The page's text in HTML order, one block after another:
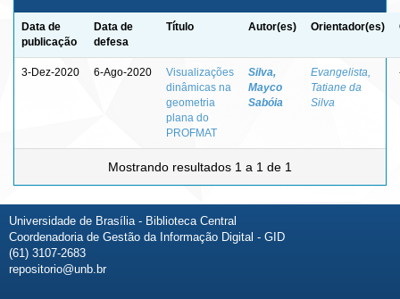
Data de
publicação
Data de
defesa
Título Autor(es) Orientador(es)
3-Dez-2020 6-Ago-2020
Visualizações
dinâmicas na
geometria
plana do
PROFMAT
Silva,
Mayco
Sabóia
Evangelista,
Tatiane da
Silva
Mostrando resultados 1 a 1 de 1
Universidade de Brasília - Biblioteca Central
Coordenadoria de Gestão da Informação Digital - GID
(61) 3107-2683
repositorio@unb.br